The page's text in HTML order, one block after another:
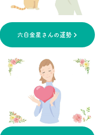
六白金星さんの運勢